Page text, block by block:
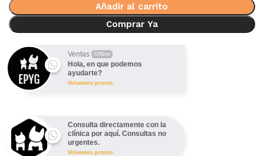
Añadir al carrito
Comprar Ya
Ventas Offline
Hola, en que podemos
ayudarte?
Volvemos pronto.
Consulta directamente con la
clínica por aquí. Consultas no
urgentes.
Volvemos pronto.